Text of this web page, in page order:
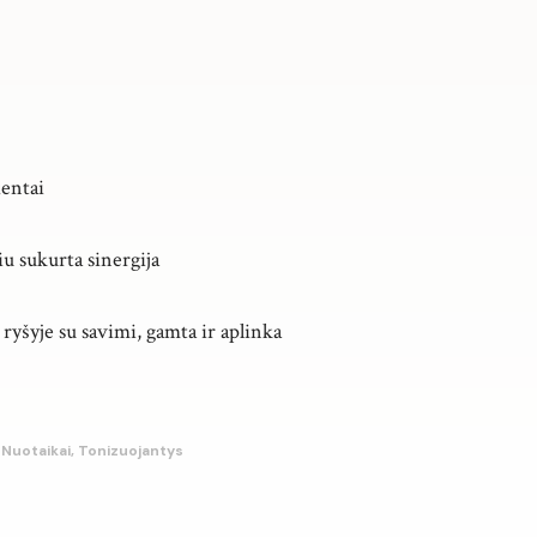
sukurta sinergija
su savimi, gamta ir aplinka
Tonizuojantys